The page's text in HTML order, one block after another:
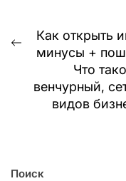
Навигация
записям
Предыдущая
Как открыть
минусы +
Что
венчурный,
видов
Поиск